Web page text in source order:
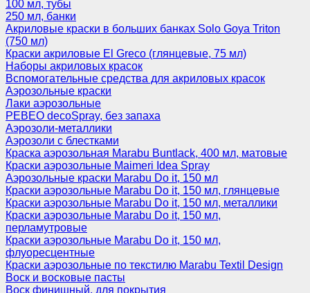
100 мл, тубы
250 мл, банки
Акриловые краски в больших банках Solo Goya Triton
(750 мл)
Краски акриловые El Greco (глянцевые, 75 мл)
Наборы акриловых красок
Вспомогательные средства для акриловых красок
Аэрозольные краски
Лаки аэрозольные
PEBEO decoSpray, без запаха
Аэрозоли-металлики
Аэрозоли с блестками
Краска аэрозольная Marabu Buntlack, 400 мл, матовые
Краски аэрозольные Maimeri Idea Spray
Аэрозольные краски Marabu Do it, 150 мл
Краски аэрозольные Marabu Do it, 150 мл, глянцевые
Краски аэрозольные Marabu Do it, 150 мл, металлики
Краски аэрозольные Marabu Do it, 150 мл,
перламутровые
Краски аэрозольные Marabu Do it, 150 мл,
флуоресцентные
Краски аэрозольные по текстилю Marabu Textil Design
Воск и восковые пасты
Воск финишный, для покрытия